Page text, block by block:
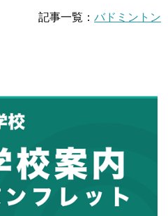
記事一覧： バドミントン